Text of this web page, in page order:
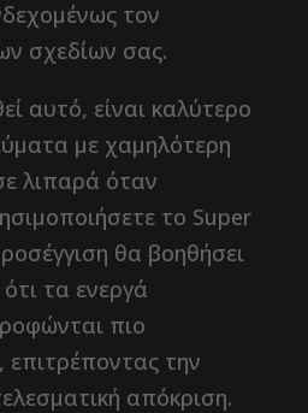
τον
σχεδίων σας.
αυτό, είναι καλύτερο
με χαμηλότερη
λιπαρά όταν
το Super
θα βοηθήσει
τα ενεργά
πιο
την
απόκριση.